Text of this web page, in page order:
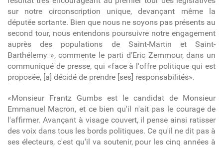
sur notre circonscription unique, devançant même la
députée sortante. Bien que nous ne soyons pas présents au
second tour, nous entendons poursuivre notre engagement
auprès des populations de Saint-Martin et Saint-
Barthélemy », commente le parti d’Eric Zemmour, dans un
communiqué de presse, qui «face à l'offre politique qui est
proposée, [a] décidé de prendre [ses] responsabilités».
«Monsieur Frantz Gumbs est le candidat de Monsieur
Emmanuel Macron, et ce bien qu'il n'ait pas le courage de
l'affirmer. Avançant à visage couvert, il pense ainsi ratisser
des voix dans tous les bords politiques. Ce qu'il ne dit pas à
ses électeurs, c'est qu'il va soutenir, pour les cinq années à